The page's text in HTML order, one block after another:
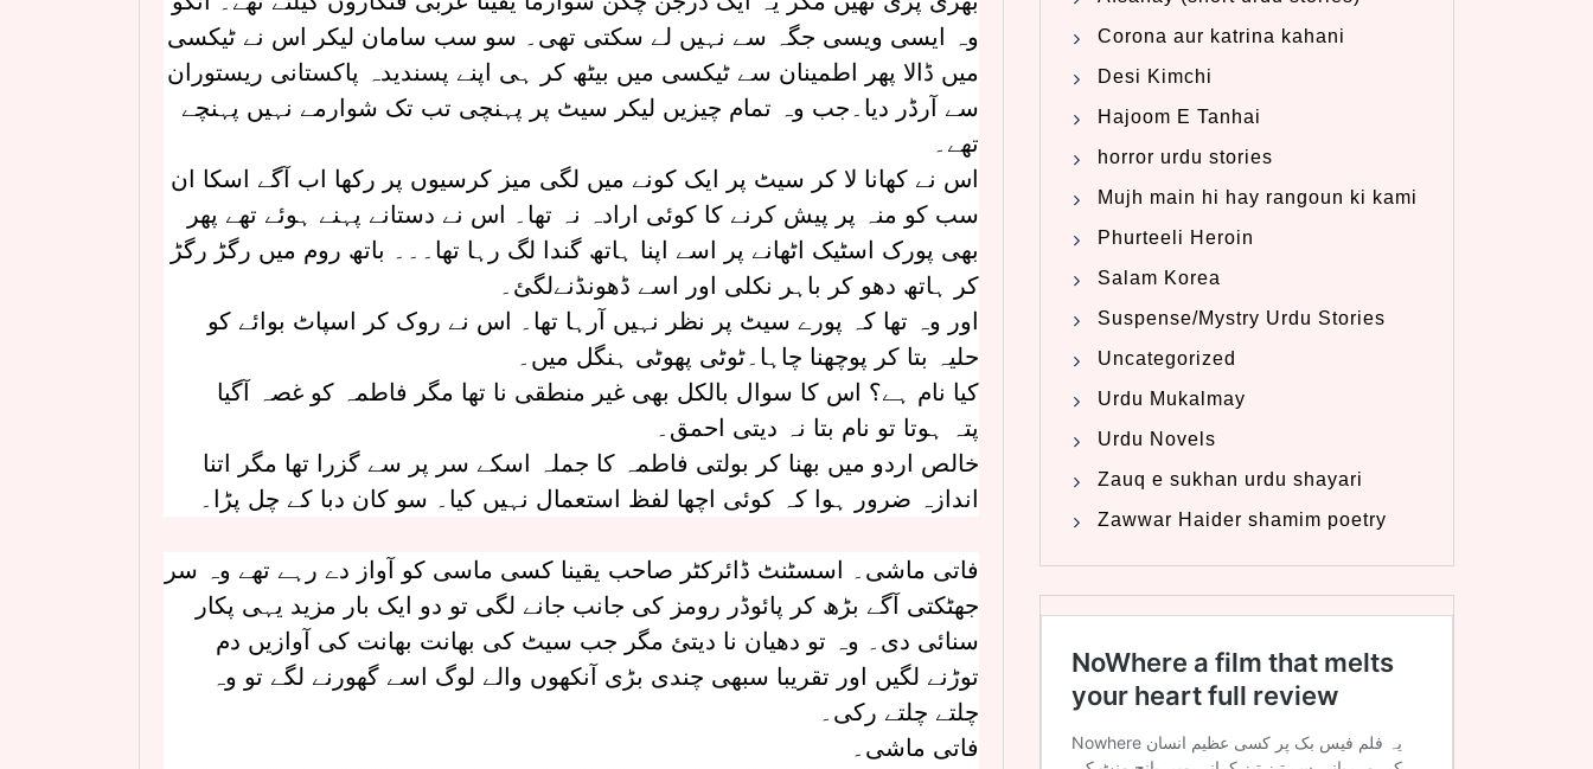
وہ ایسی ویسی جگہ سے نہیں لے سکتی تھی۔ سو سب سامان لیکر اس نے ٹیکسی
میں ڈالا پھر اطمینان سے ٹیکسی میں بیٹھ کر ہی اپنے پسندیدہ پاکستانی ریستوران
سے آرڈر دیا۔جب وہ تمام چیزیں لیکر سیٹ پر پہنچی تب تک شوارمے نہیں پہنچے
تھے۔
اس نے کھانا لا کر سیٹ پر ایک کونے میں لگی میز کرسیوں پر رکھا اب آگے اسکا ان
سب کو منہ پر پیش کرنے کا کوئی ارادہ نہ تھا۔ اس نے دستانے پہنے ہوئے تھے پھر
بھی پورک اسٹیک اٹھانے پر اسے اپنا ہاتھ گندا لگ رہا تھا۔۔۔ باتھ روم میں رگڑ رگڑ
کر ہاتھ دھو کر باہر نکلی اور اسے ڈھونڈنےلگئ۔
اور وہ تھا کہ پورے سیٹ پر نظر نہیں آرہا تھا۔ اس نے روک کر اسپاٹ بوائے کو
حلیہ بتا کر پوچھنا چاہا۔ٹوٹی پھوٹی ہنگل میں۔
کیا نام ہے؟ اس کا سوال بالکل بھی غیر منطقی نا تھا مگر فاطمہ کو غصہ آگیا
پتہ ہوتا تو نام بتا نہ دیتی احمق۔
خالص اردو میں بھنا کر بولتی فاطمہ کا جملہ اسکے سر پر سے گزرا تھا مگر اتنا
اندازہ ضرور ہوا کہ کوئی اچھا لفظ استعمال نہیں کیا۔ سو کان دبا کے چل پڑا۔
فاتی ماشی۔ اسسٹنٹ ڈائرکٹر صاحب یقینا کسی ماسی کو آواز دے رہے تھے وہ سر
جھٹکتی آگے بڑھ کر پائوڈر رومز کی جانب جانے لگی تو دو ایک بار مزید یہی پکار
سنائی دی۔ وہ تو دھیان نا دیتئ مگر جب سیٹ کی بھانت بھانت کی آوازیں دم
توڑنے لگیں اور تقریبا سبھی چندی بڑی آنکھوں والے لوگ اسے گھورنے لگے تو وہ
چلتے چلتے رکی۔
فاتی ماشی۔
Corona aur katrina kahani
Desi Kimchi
Hajoom E Tanhai
horror urdu stories
Mujh main hi hay rangoun ki kami
Phurteeli Heroin
Salam Korea
Suspense/Mystry Urdu Stories
Uncategorized
Urdu Mukalmay
Urdu Novels
Zauq e sukhan urdu shayari
Zawwar Haider shamim poetry